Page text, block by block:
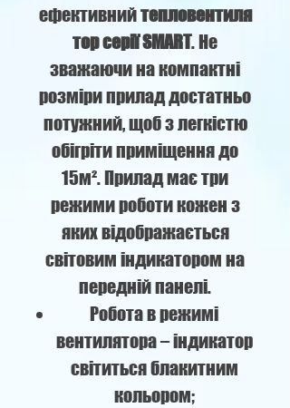
ефективнийтепловентиля
тор серії SMART. Не
зважаючи на компактні
розміри прилад достатньо
потужний, щоб з легкістю
обігріти приміщення до
15м². Прилад має три
режими роботи кожен з
яких відображається
світовим індикатором на
передній панелі.
Робота в режимі
вентилятора – індикатор
світиться блакитним
кольором;